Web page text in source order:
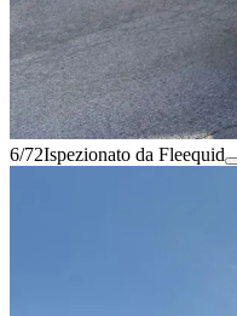
6/72Ispezionato da Fleequid